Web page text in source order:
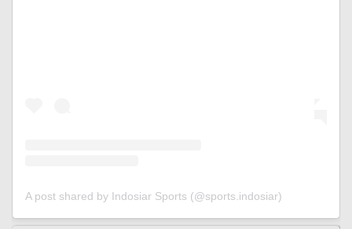
A post shared by Indosiar Sports (@sports.indosiar)